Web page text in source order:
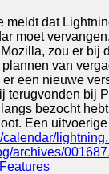
meldt dat
moet
zou er bij
van
een nieuwe
terugvonden bij
bezocht
Een
archives/